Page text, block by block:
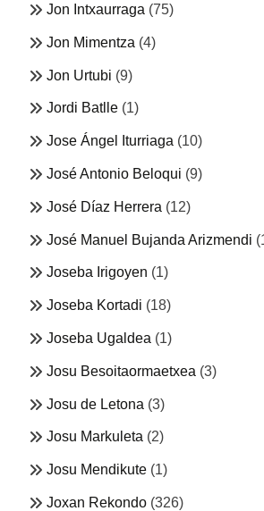
Jon Intxaurraga (75)
Jon Mimentza (4)
Jon Urtubi (9)
Jordi Batlle (1)
Jose Ángel Iturriaga (10)
José Antonio Beloqui (9)
José Díaz Herrera (12)
José Manuel Bujanda Arizmendi
Joseba Irigoyen (1)
Joseba Kortadi (18)
Joseba Ugaldea (1)
Josu Besoitaormaetxea (3)
Josu de Letona (3)
Josu Markuleta (2)
Josu Mendikute (1)
Joxan Rekondo (326)